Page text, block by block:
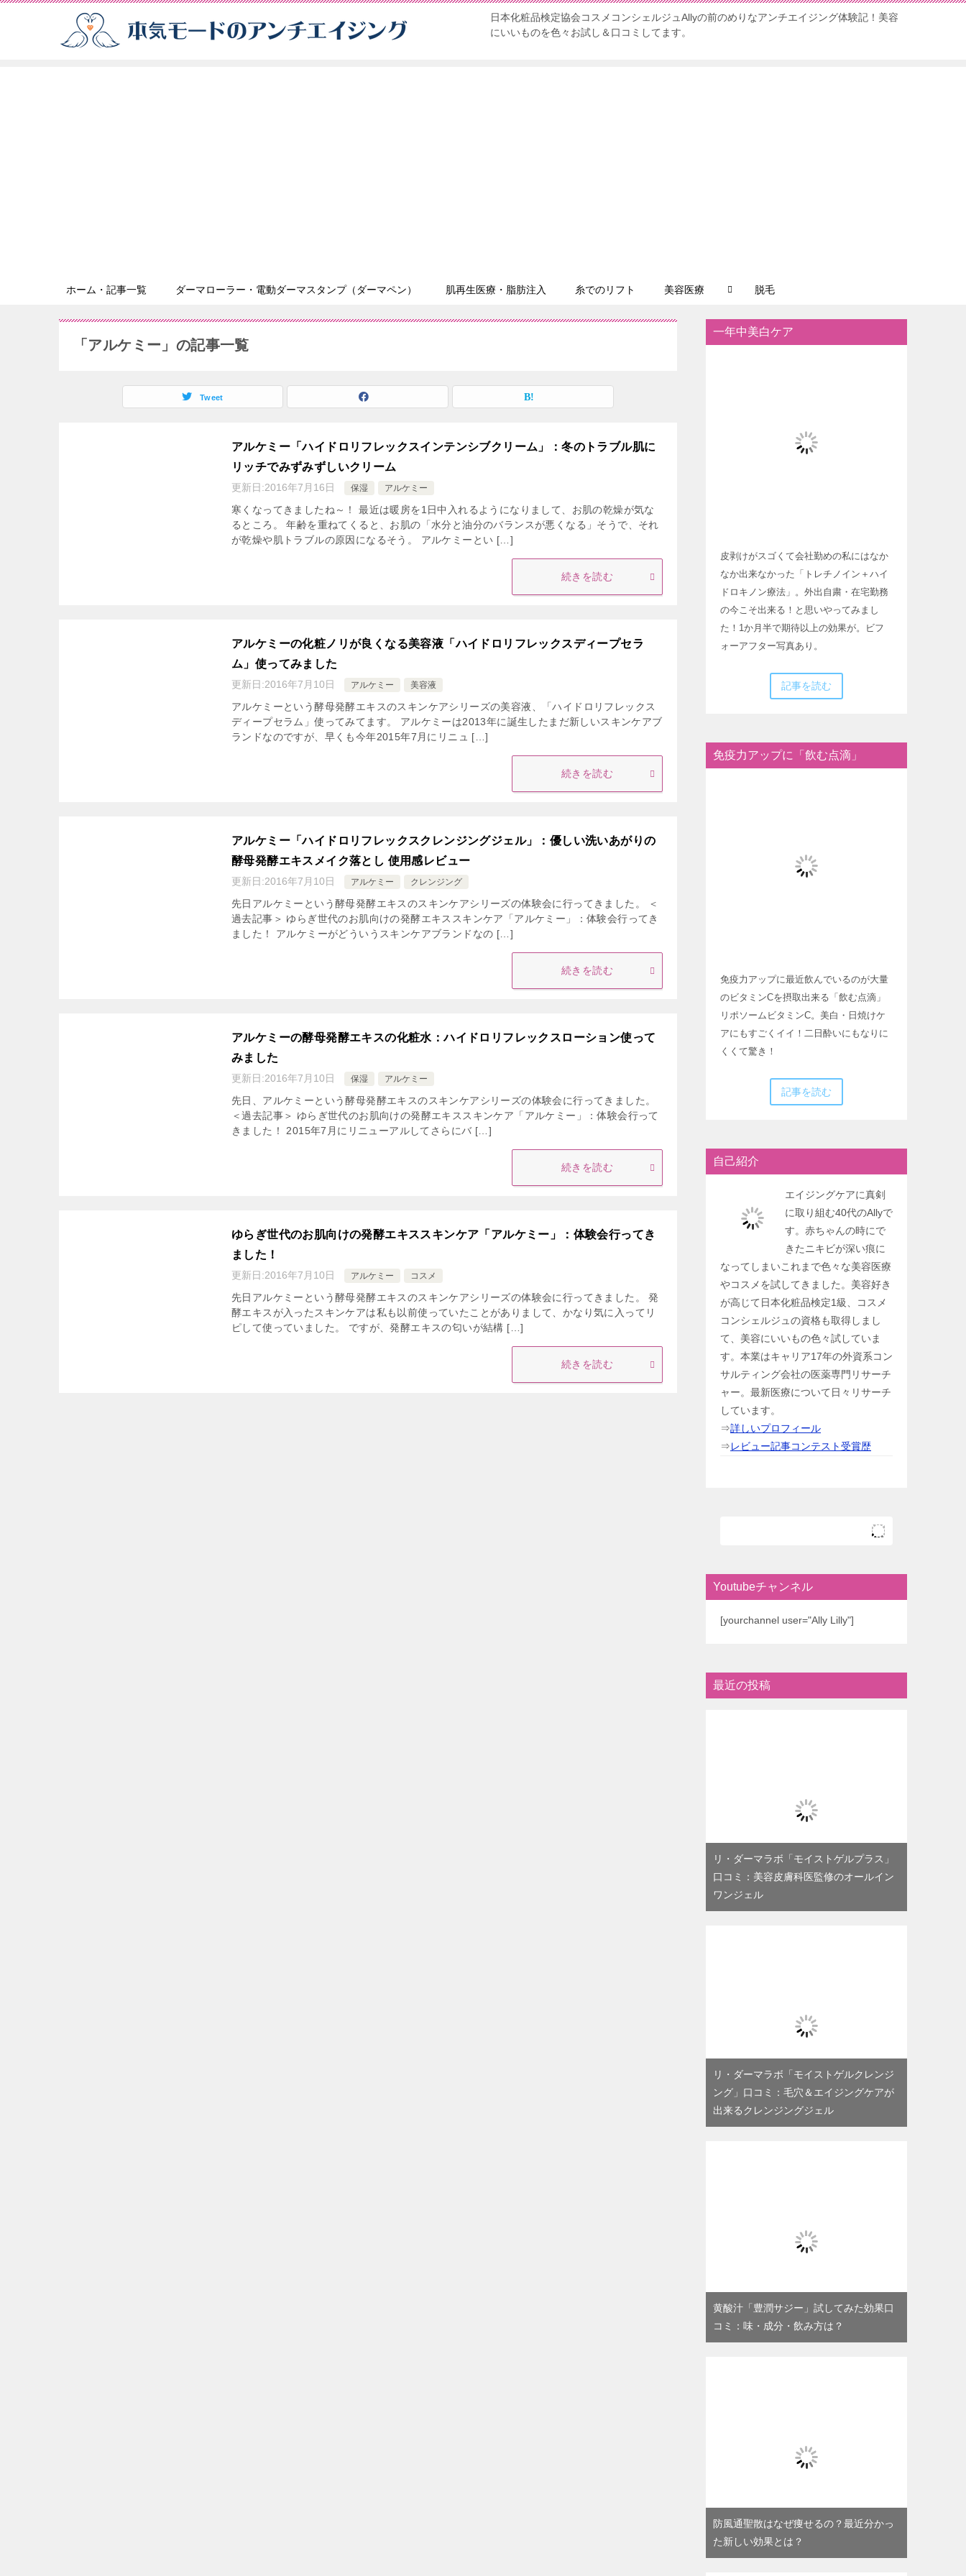
日本化粧品検定協会コスメコンシェルジュAllyの前のめりなアンチエイジング体験記！美容
にいいものを色々お試し＆口コミしてます。
ホーム・記事一覧 ダーマローラー・電動ダーマスタンプ（ダーマペン） 肌再生医療・脂肪注入 糸でのリフト 美容医療 脱毛
「アルケミー」の記事一覧
Tweet
アルケミー「ハイドロリフレックスインテンシブクリーム」：冬のトラブル肌に
リッチでみずみずしいクリーム
更新日:2016年7月16日 保湿 アルケミー
寒くなってきましたね～！ 最近は暖房を1日中入れるようになりまして、お肌の乾燥が気な
るところ。 年齢を重ねてくると、お肌の「水分と油分のバランスが悪くなる」そうで、それ
が乾燥や肌トラブルの原因になるそう。 アルケミーとい […]
続きを読む
アルケミーの化粧ノリが良くなる美容液「ハイドロリフレックスディープセラ
ム」使ってみました
更新日:2016年7月10日 アルケミー 美容液
アルケミーという酵母発酵エキスのスキンケアシリーズの美容液、「ハイドロリフレックス
ディープセラム」使ってみてます。 アルケミーは2013年に誕生したまだ新しいスキンケアブ
ランドなのですが、早くも今年2015年7月にリニュ […]
続きを読む
アルケミー「ハイドロリフレックスクレンジングジェル」：優しい洗いあがりの
酵母発酵エキスメイク落とし 使用感レビュー
更新日:2016年7月10日 アルケミー クレンジング
先日アルケミーという酵母発酵エキスのスキンケアシリーズの体験会に行ってきました。 ＜
過去記事＞ ゆらぎ世代のお肌向けの発酵エキススキンケア「アルケミー」：体験会行ってき
ました！ アルケミーがどういうスキンケアブランドなの […]
続きを読む
アルケミーの酵母発酵エキスの化粧水：ハイドロリフレックスローション使って
みました
更新日:2016年7月10日 保湿 アルケミー
先日、アルケミーという酵母発酵エキスのスキンケアシリーズの体験会に行ってきました。
＜過去記事＞ ゆらぎ世代のお肌向けの発酵エキススキンケア「アルケミー」：体験会行って
きました！ 2015年7月にリニューアルしてさらにバ […]
続きを読む
ゆらぎ世代のお肌向けの発酵エキススキンケア「アルケミー」：体験会行ってき
ました！
更新日:2016年7月10日 アルケミー コスメ
先日アルケミーという酵母発酵エキスのスキンケアシリーズの体験会に行ってきました。 発
酵エキスが入ったスキンケアは私も以前使っていたことがありまして、かなり気に入ってリ
ピして使っていました。 ですが、発酵エキスの匂いが結構 […]
続きを読む
一年中美白ケア
皮剥けがスゴくて会社勤めの私にはなか
なか出来なかった「トレチノイン＋ハイ
ドロキノン療法」。外出自粛・在宅勤務
の今こそ出来る！と思いやってみまし
た！1か月半で期待以上の効果が。ビフ
ォーアフター写真あり。
記事を読む
免疫力アップに「飲む点滴」
免疫力アップに最近飲んでいるのが大量
のビタミンCを摂取出来る「飲む点滴」
リポソームビタミンC。美白・日焼けケ
アにもすごくイイ！二日酔いにもなりに
くくて驚き！
記事を読む
自己紹介
エイジングケアに真剣
に取り組む40代のAllyで
す。赤ちゃんの時にで
きたニキビが深い痕に
なってしまいこれまで色々な美容医療
やコスメを試してきました。美容好き
が高じて日本化粧品検定1級、コスメ
コンシェルジュの資格も取得しまし
て、美容にいいもの色々試していま
す。本業はキャリア17年の外資系コン
サルティング会社の医薬専門リサーチ
ャー。最新医療について日々リサーチ
しています。
⇒詳しいプロフィール
⇒レビュー記事コンテスト受賞歴
Youtubeチャンネル
[yourchannel user="Ally Lilly"]
最近の投稿
リ・ダーマラボ「モイストゲルプラス」
口コミ：美容皮膚科医監修のオールイン
ワンジェル
リ・ダーマラボ「モイストゲルクレンジ
ング」口コミ：毛穴＆エイジングケアが
出来るクレンジングジェル
黄酸汁「豊潤サジー」試してみた効果口
コミ：味・成分・飲み方は？
防風通聖散はなぜ痩せるの？最近分かっ
た新しい効果とは？